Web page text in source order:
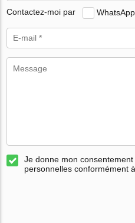
Contactez-moi par WhatsApp
Je donne mon
personnelles conformément